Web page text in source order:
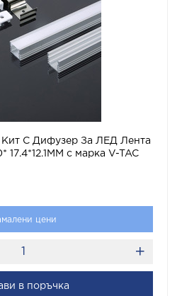
С Дифузер За ЛЕД Лента
с марка V-TAC
цени
в поръчка